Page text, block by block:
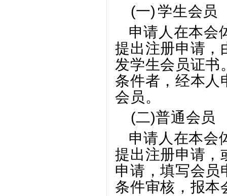
(一) 学生会员
申请人在本会
提出注册申请，
发学生会员证书
条件者，经本人
会员。
(二)普通会员
申请人在本会
提出注册申请，
申请，填写会员
条件审核，报本